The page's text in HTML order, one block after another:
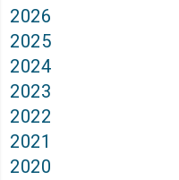
2026
2025
2024
2023
2022
2021
2020